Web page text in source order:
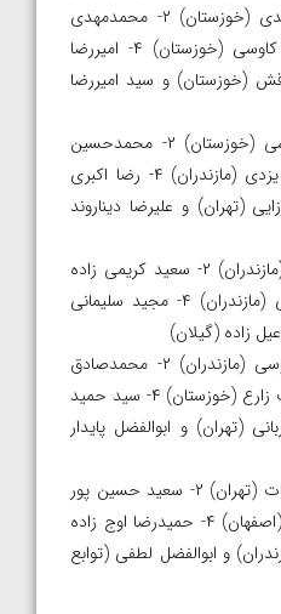
۷۷ کیلوگرم: ۱- علیرضا مهمدی (خوزستان) ۲- محمدمهدی
هداوند (تهران) ۳- مسعود کاوسی (خوزستان) ۴- امیررضا
علیرضا ارقش (خوزستان) و سید امیررضا
۸۲ کیلوگرم: ۱- محمد ناقوسی (خوزستان) ۲- محمدحسین
محمودی (تهران) ۳- یاسین یزدی (مازندران) ۴- رضا اکبری
میرزایی (تهران) و علیرضا دیناروند
۸۷ کیلوگرم: ۱- علی عابدی (مازندران) ۲- سعید کریمی زاده
(خوزستان) ۳- امیررضا اکبری (مازندران) ۴- مجید سلیمانی
۹۷ کیلوگرم: ۱- مرتضی القوسی (مازندران) ۲- محمدصادق
عبدالهی (قم) ۳- شایان حبیب زارع (خوزستان) ۴- سید حمید
۵- هادی قربانی (تهران) و ابوالفضل پایدار
۱۳۰ کیلوگرم: ۱- امیرمحمد بیات (تهران) ۲- سعید حسین پور
(خوزستان) ۳- حسن قربانی (اصفهان) ۴- حمیدرضا اوج زاده
و ابوالفضل لطفی (توابع